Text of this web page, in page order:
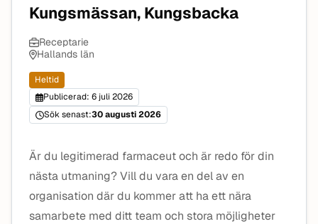
Kungsmässan, Kungsbacka
Receptarie
Hallands län
Heltid
Publicerad: 6 juli 2026
Sök senast:30 augusti 2026
Är du legitimerad farmaceut och är redo för din
nästa utmaning? Vill du vara en del av en
organisation där du kommer att ha ett nära
samarbete med ditt team och stora möjligheter